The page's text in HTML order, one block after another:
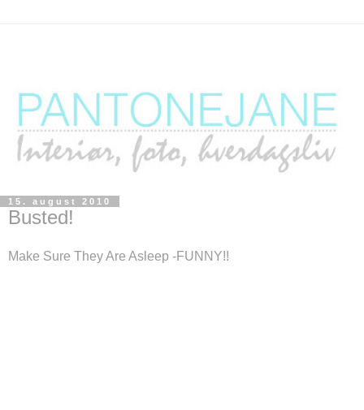
15. august 2010
Busted!
Make Sure They Are Asleep -FUNNY!!